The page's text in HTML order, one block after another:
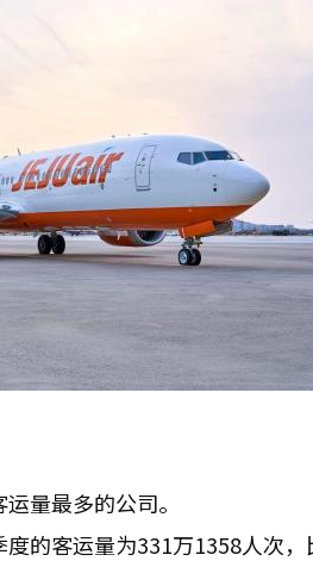
量最多的公司。
的客运量为331万1358人次